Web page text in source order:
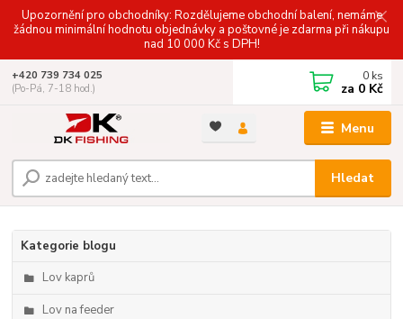
Upozornění pro obchodníky: Rozdělujeme obchodní balení, nemáme
žádnou minimální hodnotu objednávky a poštovné je zdarma při nákupu
nad 10 000 Kč s DPH!
Menu
Hledat
+420 739 734 025
(Po-Pá, 7-18 hod.)
0 ks
za 0 Kč
Kategorie blogu
Lov kaprů
Lov na feeder